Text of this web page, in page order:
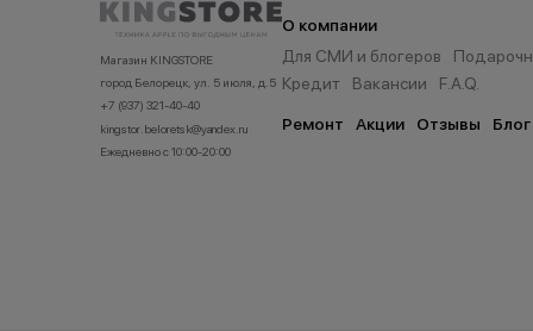
Магазин KINGSTORE
город Белорецк, ул. 5 июля, д.5
+7 (937) 321-40-40
kingstor.beloretsk@yandex.ru
Ежедневно с 10:00-20:00
О компании
Для СМИ и блогеров
Кредит
Вакансии F.A.Q.
Ремонт Акции Отзывы Блог